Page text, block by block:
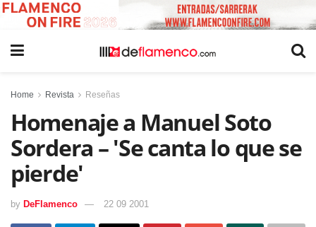
Home Revista Reseñas
Homenaje a Manuel Soto
Sordera – 'Se canta lo que se
pierde'
by DeFlamenco 22 09 2001